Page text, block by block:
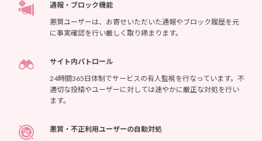
通報・ブロック機能
悪質ユーザーは、お寄せいただいた通報やブロック履歴を元
に事実確認を行い厳しく取り締まります。
サイト内パトロール
24時間365日体制でサービスの有人監視を行なっています。不
適切な投稿やユーザーに対しては速やかに厳正な対処を行い
ます。
悪質・不正利用ユーザーの自動対処